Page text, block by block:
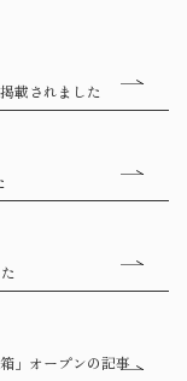
載されました
」オープンの記事